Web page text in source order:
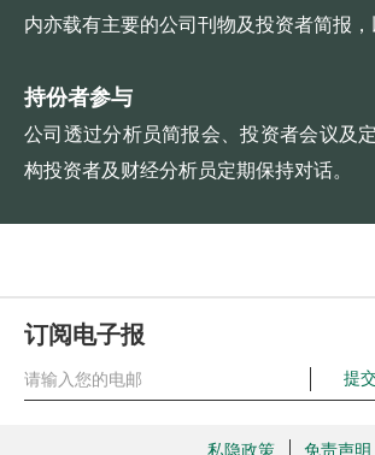
内亦载有主要的公司刊物及投资者简报，
持份者参与
公司透过分析员简报会、投资者会议及
构投资者及财经分析员定期保持对话。
订阅电子报
提
私隐政策 免责声明